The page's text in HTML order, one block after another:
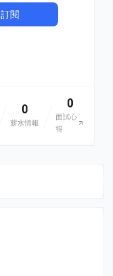
訂閱
0
薪水情報
0
面試心
得